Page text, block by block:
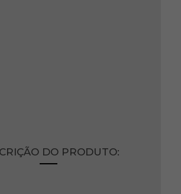
DO PRODUTO: